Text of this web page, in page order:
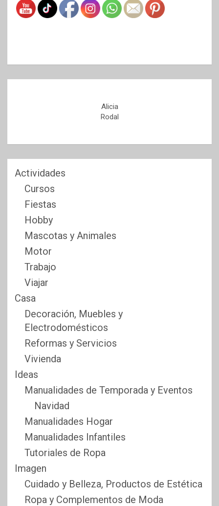
Alicia
Rodal
Actividades
Cursos
Fiestas
Hobby
Mascotas y Animales
Motor
Trabajo
Viajar
Casa
Decoración, Muebles y
Electrodomésticos
Reformas y Servicios
Vivienda
Ideas
Manualidades de Temporada y Eventos
Navidad
Manualidades Hogar
Manualidades Infantiles
Tutoriales de Ropa
Imagen
Cuidado y Belleza, Productos de Estética
Ropa y Complementos de Moda